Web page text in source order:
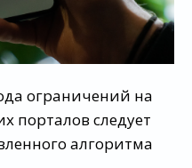
ограничений на
порталов следует
алгоритма